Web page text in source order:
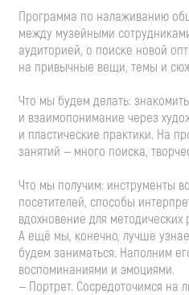
Программа по налаживанию
между музейными
аудиторией, о поиске новой
на привычные вещи, темы и
Что мы будем делать:
и взаимопонимание через
и пластические практики. На
занятий — много поиска,
Что мы получим: инструменты
посетителей, способы
вдохновение для
А ещё мы, конечно, лучше
будем заниматься. Наполним
воспоминаниями и эмоциями.
— Портрет. Сосредоточимся на